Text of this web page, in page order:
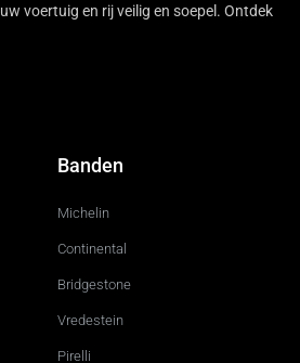
voertuig en rij veilig en soepel. Ontdek
Banden
Michelin
Continental
Bridgestone
Vredestein
Pirelli